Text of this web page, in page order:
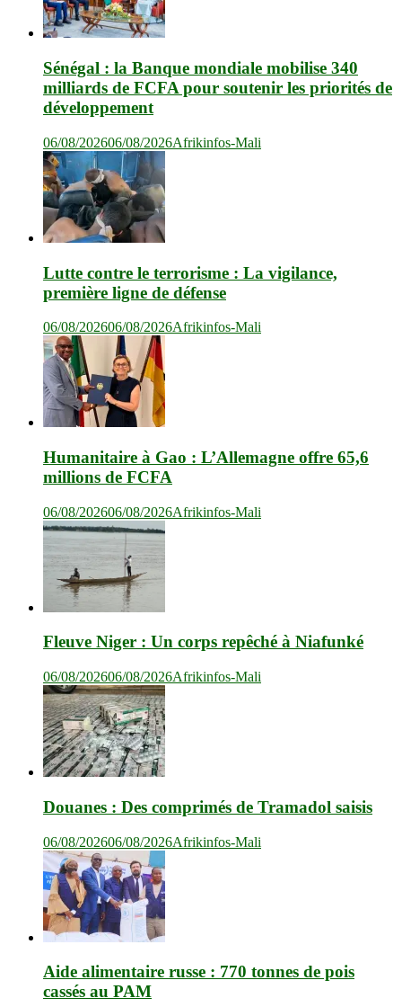
Sénégal : la Banque mondiale mobilise 340
milliards de FCFA pour soutenir les priorités de
développement
06/08/202606/08/2026Afrikinfos-Mali
Lutte contre le terrorisme : La vigilance,
première ligne de défense
06/08/202606/08/2026Afrikinfos-Mali
Humanitaire à Gao : L’Allemagne offre 65,6
millions de FCFA
06/08/202606/08/2026Afrikinfos-Mali
Fleuve Niger : Un corps repêché à Niafunké
06/08/202606/08/2026Afrikinfos-Mali
Douanes : Des comprimés de Tramadol saisis
06/08/202606/08/2026Afrikinfos-Mali
Aide alimentaire russe : 770 tonnes de pois
cassés au PAM